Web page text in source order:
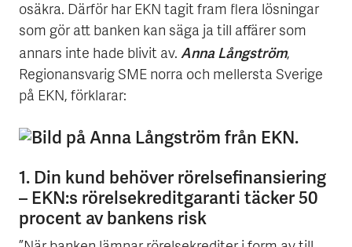
osäkra. Därför har EKN tagit fram flera lösningar
som gör att banken kan säga ja till affärer som
annars inte hade blivit av. Anna Långström,
Regionansvarig SME norra och mellersta Sverige
på EKN, förklarar:
1. Din kund behöver rörelsefinansiering
– EKN:s rörelsekreditgaranti täcker 50
procent av bankens risk